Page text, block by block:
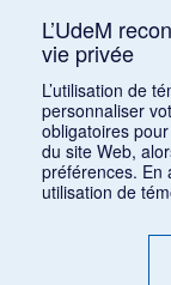
L’UdeM
vie privée
L’utilisation de
personnaliser
obligatoires
du site Web,
préférences. En
utilisation de